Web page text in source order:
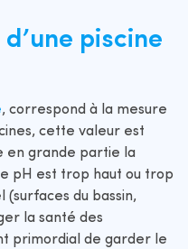
piscine
, correspond à la mesure
cette valeur est
en grande partie la
pH est trop haut ou trop
du bassin,
la santé des
primordial de garder le